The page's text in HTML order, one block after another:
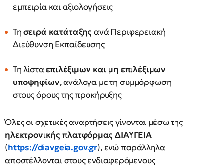
εμπειρία και αξιολογήσεις
Τη σειρά κατάταξηςανά Περιφερειακή
Διεύθυνση Εκπαίδευσης
Τη λίσταεπιλέξιμων και μη επιλέξιμων
υποψηφίων, ανάλογα με τη συμμόρφωση
στους όρους της προκήρυξης
Όλες οι σχετικές αναρτήσεις γίνονται μέσω της
ηλεκτρονικής πλατφόρμας ΔΙΑΥΓΕΙΑ
(https://diavgeia.gov.gr), ενώ παράλληλα
αποστέλλονται στους ενδιαφερόμενους